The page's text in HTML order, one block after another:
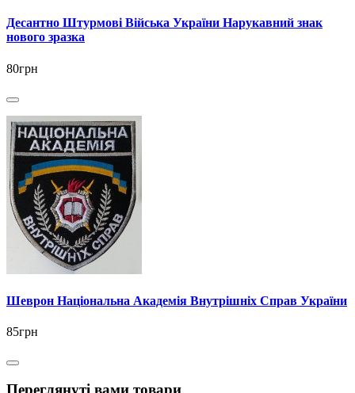
Десантно Штурмові Війська України Нарукавний знак
нового зразка
80грн
Шеврон Національна Академія Внутрішніх Справ України
85грн
Переглянуті вами товари